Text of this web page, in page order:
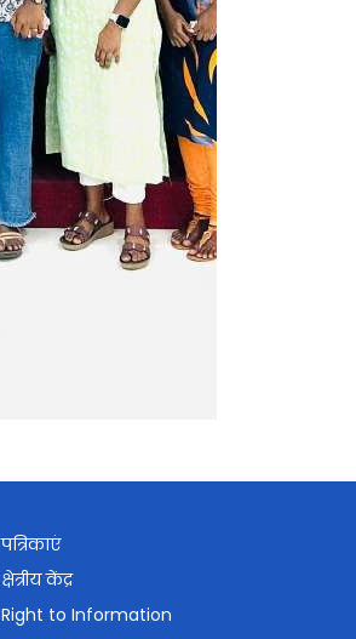
पत्रिकाएं
क्षेत्रीय केंद्र
Right to Information